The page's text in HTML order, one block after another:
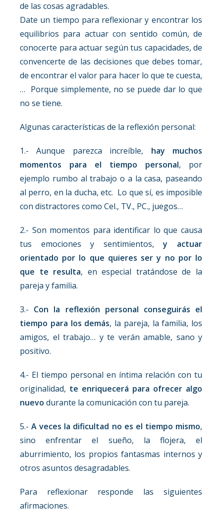
de las cosas agradables.
Date un tiempo para reflexionar y encontrar los
equilibrios para actuar con sentido común, de
conocerte para actuar según tus capacidades, de
convencerte de las decisiones que debes tomar,
de encontrar el valor para hacer lo que te cuesta,
… Porque simplemente, no se puede dar lo que
no se tiene.
Algunas características de la reflexión personal:
1.- Aunque parezca increíble, hay muchos
momentos para el tiempo personal, por
ejemplo rumbo al trabajo o a la casa, paseando
al perro, en la ducha, etc. Lo que sí, es imposible
con distractores como Cel., TV., PC., juegos…
2.- Son momentos para identificar lo que causa
tus emociones y sentimientos,y actuar
orientado por lo que quieres ser y no por lo
que te resulta, en especial tratándose de la
pareja y familia.
3.- Con la reflexión personal conseguirás el
tiempo para los demás, la pareja, la familia, los
amigos, el trabajo… y te verán amable, sano y
positivo.
4.- El tiempo personal en íntima relación con tu
originalidad, te enriquecerá para ofrecer algo
nuevo durante la comunicación con tu pareja.
5.- A veces la dificultad no es el tiempo mismo,
sino enfrentar el sueño, la flojera, el
aburrimiento, los propios fantasmas internos y
otros asuntos desagradables.
Para reflexionar responde las siguientes
afirmaciones.